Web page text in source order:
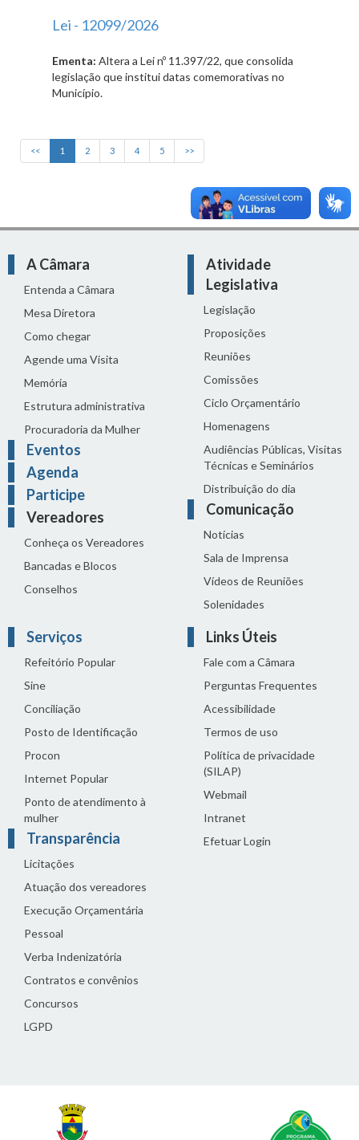
Lei - 12099/2026
Ementa: Altera a Lei nº 11.397/22, que consolida
legislação que institui datas comemorativas no
Município.
<< 1 2 3 4 5 >>
A Câmara
Entenda a Câmara
Mesa Diretora
Como chegar
Agende uma Visita
Memória
Estrutura administrativa
Procuradoria da Mulher
Eventos
Agenda
Participe
Vereadores
Conheça os Vereadores
Bancadas e Blocos
Conselhos
Atividade
Legislativa
Legislação
Proposições
Reuniões
Comissões
Ciclo Orçamentário
Homenagens
Audiências Públicas, Visitas
Técnicas e Seminários
Distribuição do dia
Comunicação
Notícias
Sala de Imprensa
Vídeos de Reuniões
Solenidades
Serviços
Refeitório Popular
Sine
Conciliação
Posto de Identificação
Procon
Internet Popular
Ponto de atendimento à
mulher
Transparência
Licitações
Atuação dos vereadores
Execução Orçamentária
Pessoal
Verba Indenizatória
Contratos e convênios
Concursos
LGPD
Links Úteis
Fale com a Câmara
Perguntas Frequentes
Acessibilidade
Termos de uso
Política de privacidade
(SILAP)
Webmail
Intranet
Efetuar Login